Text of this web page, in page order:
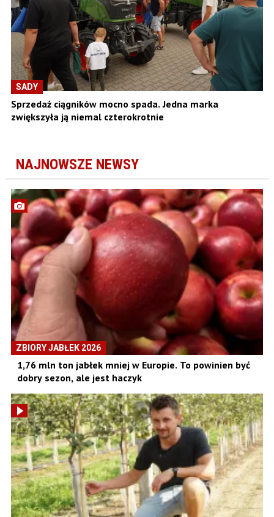
SADY
Sprzedaż ciągników mocno spada. Jedna marka
zwiększyła ją niemal czterokrotnie
NAJNOWSZE NEWSY
ZBIORY JABŁEK 2026
1,76 mln ton jabłek mniej w Europie. To powinien być
dobry sezon, ale jest haczyk